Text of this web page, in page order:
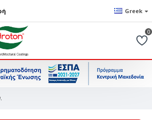
Greek
0